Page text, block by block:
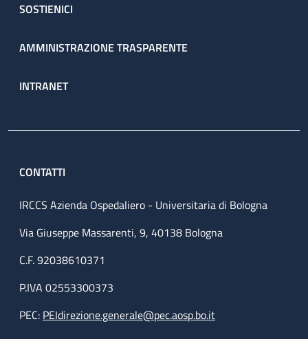
SOSTIENICI
AMMINISTRAZIONE TRASPARENTE
INTRANET
CONTATTI
IRCCS Azienda Ospedaliero - Universitaria di Bologna
Via Giuseppe Massarenti, 9, 40138 Bologna
C.F. 92038610371
P.IVA 02553300373
PEC: PEIdirezione.generale@pec.aosp.bo.it